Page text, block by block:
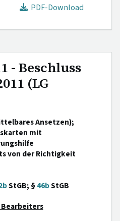
PDF-Download
- Beschluss
(LG
Ansetzen);
mit
von der Richtigkeit
StGB; §46bStGB